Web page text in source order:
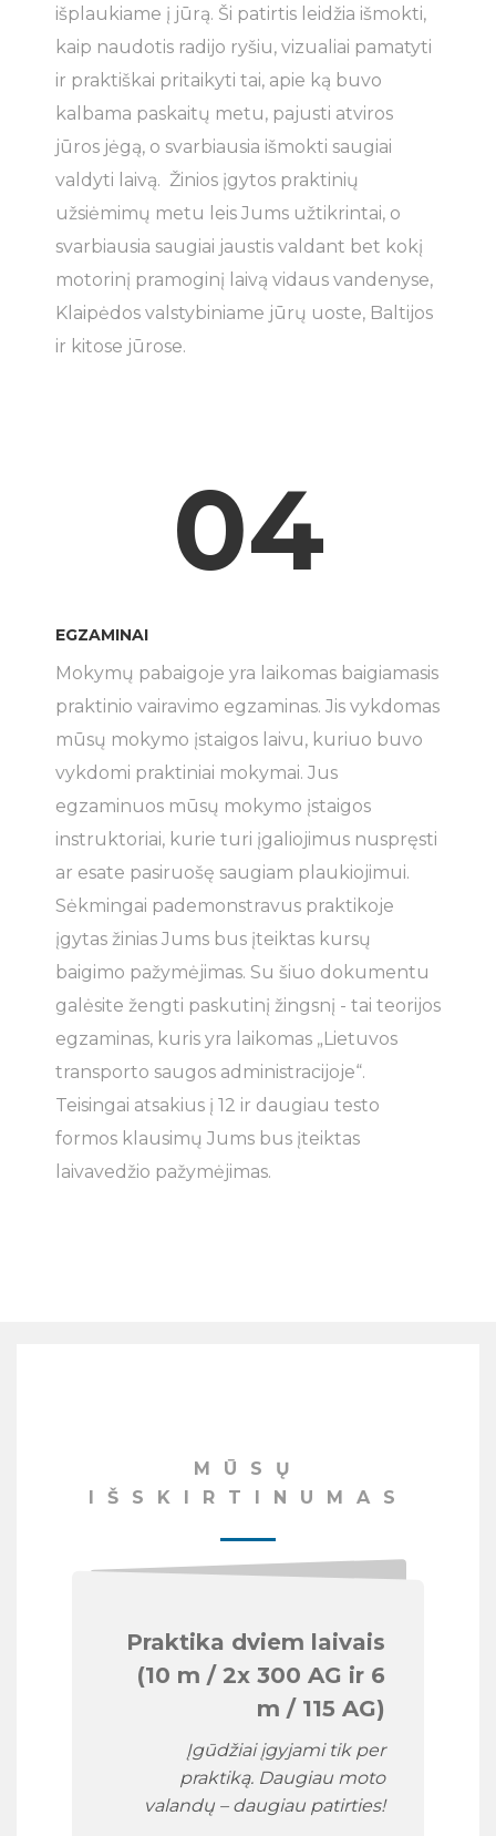
išplaukiame į jūrą. Ši patirtis leidžia išmokti,
kaip naudotis radijo ryšiu, vizualiai pamatyti
ir praktiškai pritaikyti tai, apie ką buvo
kalbama paskaitų metu, pajusti atviros
jūros jėgą, o svarbiausia išmokti saugiai
valdyti laivą. Žinios įgytos praktinių
užsiėmimų metu leis Jums užtikrintai, o
svarbiausia saugiai jaustis valdant bet kokį
motorinį pramoginį laivą vidaus vandenyse,
Klaipėdos valstybiniame jūrų uoste, Baltijos
ir kitose jūrose.
04
EGZAMINAI
Mokymų pabaigoje yra laikomas baigiamasis
praktinio vairavimo egzaminas. Jis vykdomas
mūsų mokymo įstaigos laivu, kuriuo buvo
vykdomi praktiniai mokymai. Jus
egzaminuos mūsų mokymo įstaigos
instruktoriai, kurie turi įgaliojimus nuspręsti
ar esate pasiruošę saugiam plaukiojimui.
Sėkmingai pademonstravus praktikoje
įgytas žinias Jums bus įteiktas kursų
baigimo pažymėjimas. Su šiuo dokumentu
galėsite žengti paskutinį žingsnį - tai teorijos
egzaminas, kuris yra laikomas „Lietuvos
transporto saugos administracijoje“.
Teisingai atsakius į 12 ir daugiau testo
formos klausimų Jums bus įteiktas
laivavedžio pažymėjimas.
MŪSŲ
IŠSKIRTINUMAS
Praktika dviem laivais
(10 m / 2x 300 AG ir 6
m / 115 AG)
Įgūdžiai įgyjami tik per
praktiką. Daugiau moto
valandų – daugiau patirties!